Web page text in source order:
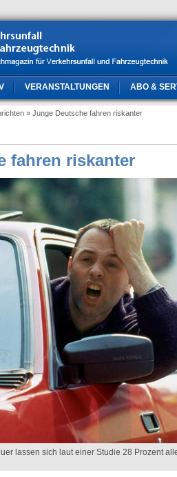
VERANSTALTUNGEN ABO &
» Junge Deutsche fahren riskanter
fahren riskanter
lassen sich laut einer Studie 28 Prozent